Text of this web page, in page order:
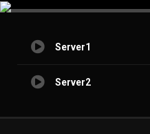
Server1
Server2